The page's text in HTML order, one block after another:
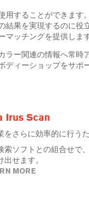
することができます
果を実現するのに役
ッチングを提供します
ー関連の情報へ常時
ィーショップをサポ
Irus Scan
をさらに効率的に行う
索ソフトとの組合せで
出せます。
MORE